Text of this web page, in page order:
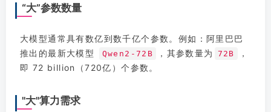
“大”参数数量
大模型通常具有数亿到数千亿个参数。例如：阿里巴巴
推出的最新大模型
Qwen2-72B ，其参数量为 72B
，
即 72 billion（720亿）个参数。
"大"算力需求